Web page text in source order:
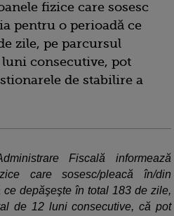
fizice care sosesc
pentru o perioadă ce
zile, pe parcursul
consecutive, pot
de stabilire a
Fiscală informează
care sosesc/pleacă în/din
depăşeşte în total 183 de zile,
de 12 luni consecutive, că pot